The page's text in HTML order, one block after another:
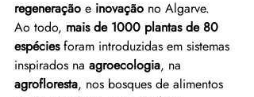
regeneração e inovação no Algarve.
Ao todo, mais de 1000 plantas de 80
espécies foram introduzidas em sistemas
inspirados na agroecologia, na
agrofloresta, nos bosques de alimentos